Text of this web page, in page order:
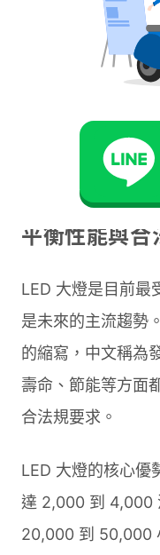
品還可能產生電磁
因此，雖然 HID
因光型難以符合
平衡性能與合
LED 大燈是目前最
是未來的主流趨勢
的縮寫，中文稱為
壽命、節能等方面
合法規要求。
LED 大燈的核心優
達 2,000 到 4,000
20,000 到 50,000